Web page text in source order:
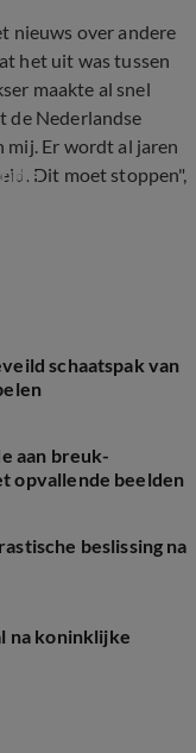
nieuws over andere
het uit was tussen
maakte al snel
de Nederlandse
mij. Er wordt al jaren
Dit moet stoppen",
schaatspak van
aan breuk-
opvallende beelden
beslissing na
na koninklijke